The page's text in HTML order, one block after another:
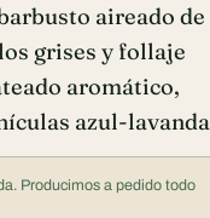
aireado de
grises y follaje
aromático,
azul-lavanda
Producimos a pedido todo